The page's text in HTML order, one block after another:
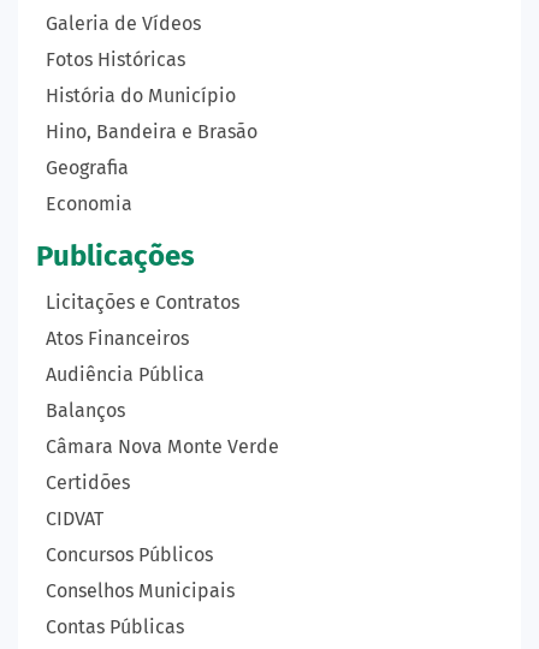
Galeria de Vídeos
Fotos Históricas
História do Município
Hino, Bandeira e Brasão
Geografia
Economia
Publicações
Licitações e Contratos
Atos Financeiros
Audiência Pública
Balanços
Câmara Nova Monte Verde
Certidões
CIDVAT
Concursos Públicos
Conselhos Municipais
Contas Públicas